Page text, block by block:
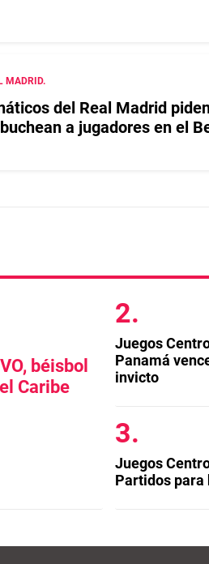
MADRID.
del Real Madrid
a jugadores en el
béisbol
Caribe
Juegos
Panamá
invicto
Juegos
Partidos para